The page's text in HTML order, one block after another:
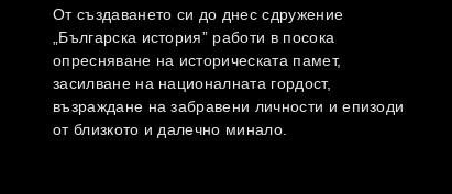
От създаването си до днес сдружение
„Българска история” работи в посока
опресняване на историческата памет,
засилване на националната гордост,
възраждане на забравени личности и епизоди
от близкото и далечно минало.